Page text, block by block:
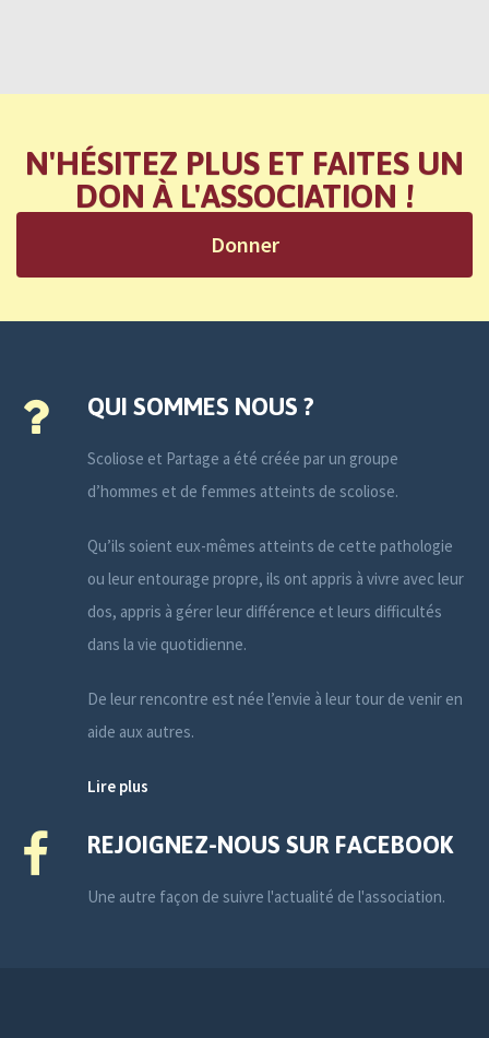
N'HÉSITEZ PLUS ET FAITES UN
DON À L'ASSOCIATION !
Donner
QUI SOMMES NOUS ?
Scoliose et Partage a été créée par un groupe
d’hommes et de femmes atteints de scoliose.
Qu’ils soient eux-mêmes atteints de cette pathologie
ou leur entourage propre, ils ont appris à vivre avec leur
dos, appris à gérer leur différence et leurs difficultés
dans la vie quotidienne.
De leur rencontre est née l’envie à leur tour de venir en
aide aux autres.
Lire plus
REJOIGNEZ-NOUS SUR FACEBOOK
Une autre façon de suivre l'actualité de l'association.